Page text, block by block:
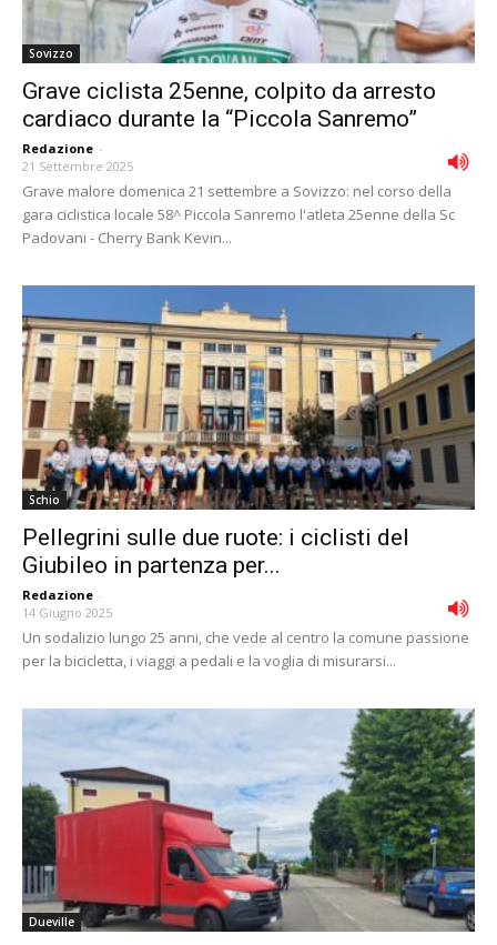
Sovizzo
Grave ciclista 25enne, colpito da arresto
cardiaco durante la “Piccola Sanremo”
Redazione -
21 Settembre 2025
Grave malore domenica 21 settembre a Sovizzo: nel corso della
gara ciclistica locale 58^ Piccola Sanremo l'atleta 25enne della Sc
Padovani - Cherry Bank Kevin...
Schio
Pellegrini sulle due ruote: i ciclisti del
Giubileo in partenza per...
Redazione -
14 Giugno 2025
Un sodalizio lungo 25 anni, che vede al centro la comune passione
per la bicicletta, i viaggi a pedali e la voglia di misurarsi...
Dueville